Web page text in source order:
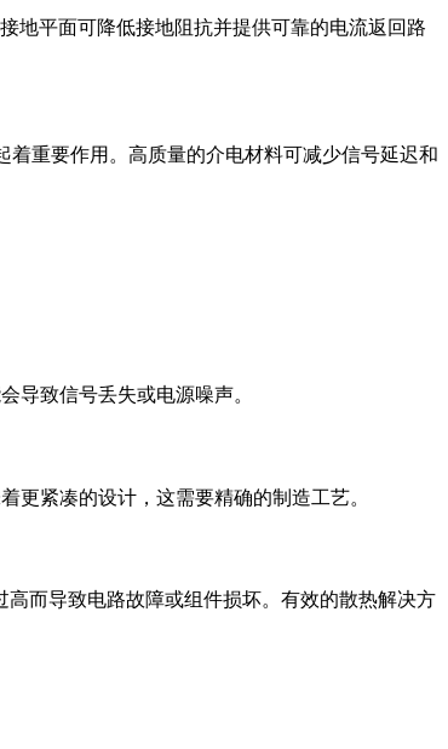
地平面可降低接地阻抗并提供可靠的电流返回路
重要作用。高质量的介电材料可减少信号延迟和
导致信号丢失或电源噪声。
更紧凑的设计，这需要精确的制造工艺。
而导致电路故障或组件损坏。有效的散热解决方